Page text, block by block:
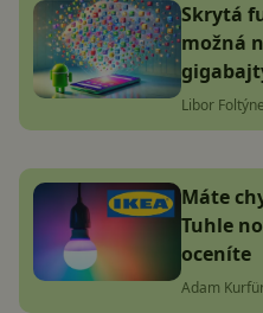
Skrytá
možná
Libor
Máte
Tuhle
oceníte
Adam